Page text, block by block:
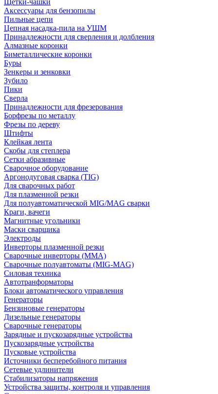
Щетки-чашки
Аксессуары для бензопилы
Пильные цепи
Цепная насадка-пила на УШМ
Принадлежности для сверления и долбления
Алмазные коронки
Биметаллические коронки
Буры
Зенкеры и зенковки
Зубило
Пики
Сверла
Принадлежности для фрезерования
Борфрезы по металлу
Фрезы по дереву
Штифты
Клейкая лента
Скобы для степлера
Сетки абразивные
Сварочное оборудование
Аргонодуговая сварка (TIG)
Для сварочных работ
Для плазменной резки
Для полуавтоматической MIG/MAG сварки
Краги, вачеги
Магнитные угольники
Маски сварщика
Электроды
Инверторы плазменной резки
Сварочные инверторы (MMA)
Сварочные полуавтоматы (MIG-MAG)
Силовая техника
Автотранформаторы
Блоки автоматического управления
Генераторы
Бензиновые генераторы
Дизельные генераторы
Сварочные генераторы
Зарядные и пускозарядные устройства
Пускозарядные устройства
Пусковые устройства
Источники бесперебойного питания
Сетевые удлинители
Стабилизаторы напряжения
Устройства защиты, контроля и управления